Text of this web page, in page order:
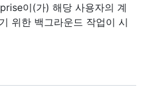
이(가) 해당 사용자의 계
위한 백그라운드 작업이 시